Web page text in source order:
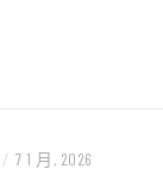
/ 7 1 月, 2026